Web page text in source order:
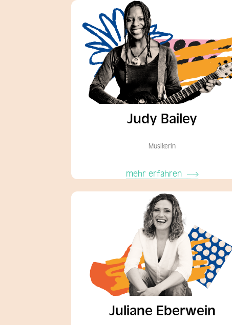
Judy Bailey
Musikerin
mehr erfahren
Juliane Eberwein